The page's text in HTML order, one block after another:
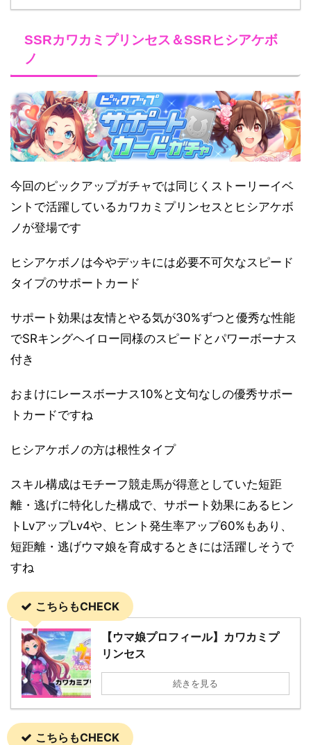
SSRカワカミプリンセス＆SSRヒシアケボ
ノ
今回のピックアップガチャでは同じくストーリーイベ
ントで活躍しているカワカミプリンセスとヒシアケボ
ノが登場です
ヒシアケボノは今やデッキには必要不可欠なスピード
タイプのサポートカード
サポート効果は友情とやる気が30%ずつと優秀な性能
でSRキングヘイロー同様のスピードとパワーボーナス
付き
おまけにレースボーナス10%と文句なしの優秀サポー
トカードですね
ヒシアケボノの方は根性タイプ
スキル構成はモチーフ競走馬が得意としていた短距
離・逃げに特化した構成で、サポート効果にあるヒン
トLvアップLv4や、ヒント発生率アップ60%もあり、
短距離・逃げウマ娘を育成するときには活躍しそうで
すね
こちらもCHECK
【ウマ娘プロフィール】カワカミプ
リンセス
続きを見る
こちらもCHECK